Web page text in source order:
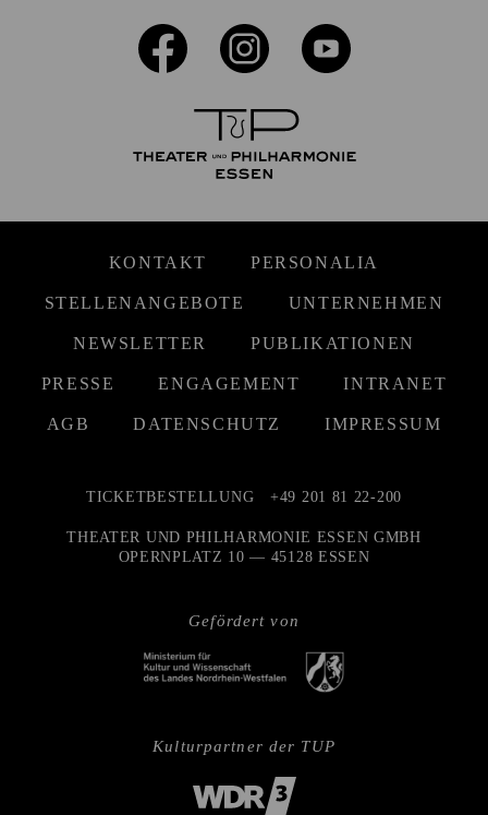
KONTAKT PERSONALIA
STELLENANGEBOTE UNTERNEHMEN
NEWSLETTER PUBLIKATIONEN
PRESSE ENGAGEMENT INTRANET
AGB DATENSCHUTZ IMPRESSUM
Gefördert von
TICKETBESTELLUNG +49 201 81 22-200
THEATER UND PHILHARMONIE ESSEN GMBH
OPERNPLATZ 10 — 45128 ESSEN
Kulturpartner der TUP